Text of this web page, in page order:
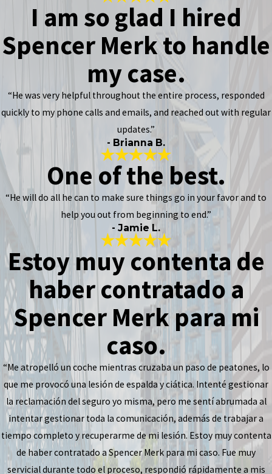
I am so glad I hired
Spencer Merk to handle
my case.
“He was very helpful throughout the entire process, responded
quickly to my phone calls and emails, and reached out with regular
updates.”
- Brianna B.
One of the best.
“He will do all he can to make sure things go in your favor and to
help you out from beginning to end.”
- Jamie L.
Estoy muy contenta de
haber contratado a
Spencer Merk para mi
caso.
“Me atropelló un coche mientras cruzaba un paso de peatones, lo
que me provocó una lesión de espalda y ciática. Intenté gestionar
la reclamación del seguro yo misma, pero me sentí abrumada al
intentar gestionar toda la comunicación, además de trabajar a
tiempo completo y recuperarme de mi lesión. Estoy muy contenta
de haber contratado a Spencer Merk para mi caso. Fue muy
servicial durante todo el proceso, respondió rápidamente a mis